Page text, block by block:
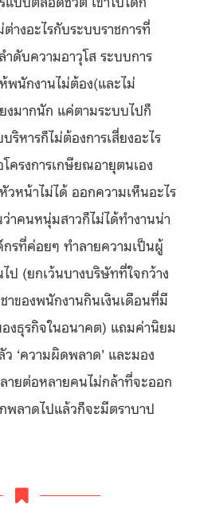
างอะไรกับระบบราชการที่
ดับความอาวุโส ระบบการ
พนักงานไม่ต้อง(และไม่
งมากนัก แค่ตามระบบไปก็
หารก็ไม่ต้องการเสี่ยงอะไร
ครงการเกษียณอายุตนเอง
หน้าไม่ได้ ออกความเห็นอะไร
าคนหนุ่มสาวก็ไม่ได้ทำงานน่า
รที่ค่อยๆ ทำลายความเป็นผู้
ป (ยกเว้นบางบริษัทที่ใจกว้าง
ของพนักงานกินเงินเดือนที่มี
องธุรกิจในอนาคต) แถมค่านิยม
‘ความผิดพลาด’ และมอง
ยต่อหลายคนไม่กล้าที่จะออก
พลาดไปแล้วก็จะมีตราบาป